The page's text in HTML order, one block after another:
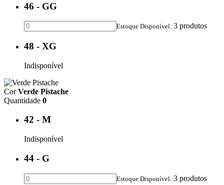
46 - GG
Estoque Disponível.:3 produtos
48 - XG
Indisponível
CorVerde Pistache
Quantidade 0
42 - M
Indisponível
44 - G
Estoque Disponível.:3 produtos